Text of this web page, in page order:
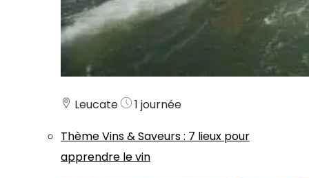
Leucate
1 journée
ThèmeVins & Saveurs: 7 lieux pour
apprendre le vin